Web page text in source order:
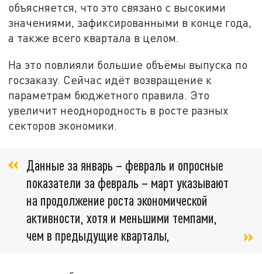
объясняется, что это связано с высокими
значениями, зафиксированными в конце года,
а также всего квартала в целом.
На это повлияли большие объёмы выпуска по
госзаказу. Сейчас идёт возвращение к
параметрам бюджетного правила. Это
увеличит неоднородность в росте разных
секторов экономики.
Данные за январь – февраль и опросные
показатели за февраль – март указывают
на продолжение роста экономической
активности, хотя и меньшими темпами,
чем в предыдущие кварталы,